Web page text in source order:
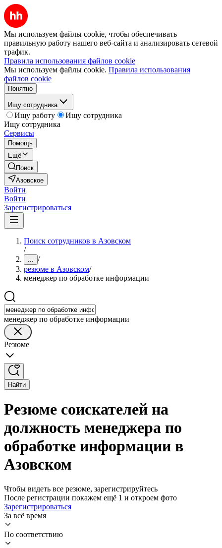
Мы используем файлы cookie, чтобы обеспечивать
правильную работу нашего веб-сайта и анализировать сетевой
трафик.
Правила использования файлов cookie
Мы используем файлы cookie. Правила использования
файлов cookie
Понятно
Ищу сотрудника
Ищу работу
Ищу сотрудника
Ищу сотрудника
Сервисы
Помощь
Ещё
Поиск
Азовское
Войти
Войти
Зарегистрироваться
Поиск сотрудников в Азовском
/
... /
резюме в Азовском/
менеджер по обработке информации
менеджер по обработке информации
Резюме
Найти
Резюме соискателей на
должность менеджера по
обработке информации в
Азовском
Чтобы видеть все резюме, зарегистрируйтесь
После регистрации покажем ещё 1 и откроем фото
Зарегистрироваться
За всё время
По соответствию